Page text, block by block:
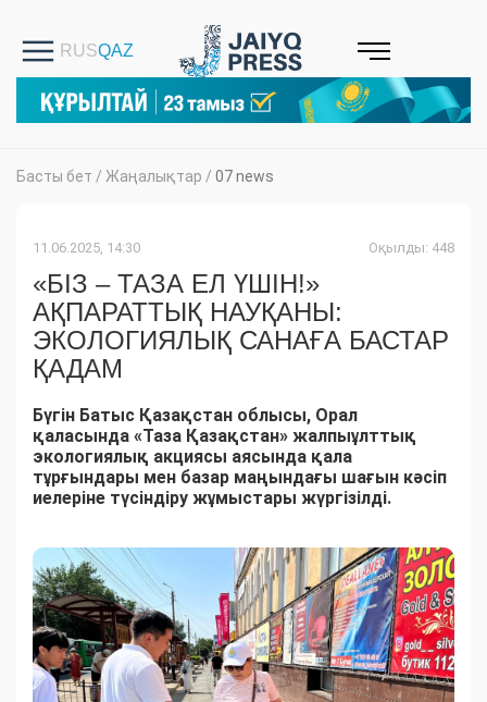
Басты бет / Жаңалықтар / 07 news
11.06.2025, 14:30 Оқылды: 448
«БІЗ – ТАЗА ЕЛ ҮШІН!»
АҚПАРАТТЫҚ НАУҚАНЫ:
ЭКОЛОГИЯЛЫҚ САНАҒА БАСТАР
ҚАДАМ
Бүгін Батыс Қазақстан облысы, Орал
қаласында «Таза Қазақстан» жалпыұлттық
экологиялық акциясы аясында қала
тұрғындары мен базар маңындағы шағын кәсіп
иелеріне түсіндіру жұмыстары жүргізілді.